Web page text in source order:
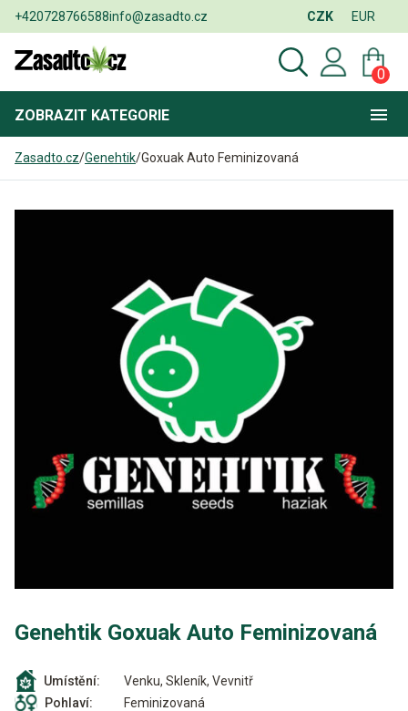
+420728766588info@zasadto.cz CZK EUR
0
ZOBRAZIT KATEGORIE
Zasadto.cz/Genehtik/Goxuak Auto Feminizovaná
Genehtik Goxuak Auto Feminizovaná
Umístění:
Venku, Skleník, Vevnitř
Pohlaví:
Feminizovaná